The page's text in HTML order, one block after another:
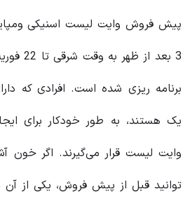
برنامه ریزی شده است. افرادی که
وایت لیست قرار می‌گیرند. اگر خون
توانید قبل از پیش فروش، یکی از آن